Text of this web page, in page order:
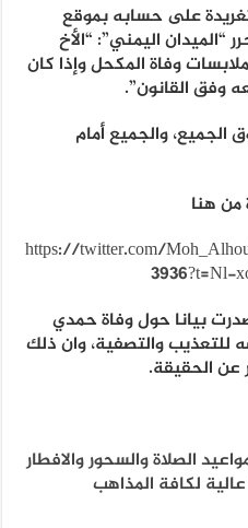
على حسابه بموقع
“الميدان اليمني”: “‌‏الأخ
وفاة المكحل وإذا كان
وفق القانون”.
الجميع، والجميع أمام
من هنا
https://twitter.com/
3936?t=Nl-
بيانا حول وفاة حمدي
للتعذيب والتصفية، وان ذلك
الحقيقة.
امساكية رمضان 2023 مواعيد الصلاة والسحور والافطار
لكافة المذاهب